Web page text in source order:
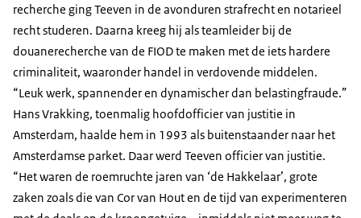
recherche ging Teeven in de avonduren strafrecht en notarieel
recht studeren. Daarna kreeg hij als teamleider bij de
douanerecherche van de FIOD te maken met de iets hardere
criminaliteit, waaronder handel in verdovende middelen.
“Leuk werk, spannender en dynamischer dan belastingfraude.”
Hans Vrakking, toenmalig hoofdofficier van justitie in
Amsterdam, haalde hem in 1993 als buitenstaander naar het
Amsterdamse parket. Daar werd Teeven officier van justitie.
“Het waren de roemruchte jaren van ‘de Hakkelaar’, grote
zaken zoals die van Cor van Hout en de tijd van experimenteren